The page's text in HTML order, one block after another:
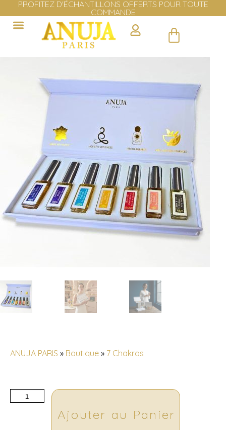
LIVRAISON GRATUITE EN EUROPE DÈS 100€ D'ACHAT
Cliquer ici
ANUJA PARIS » Boutique » 7 Chakras
Ajouter au Panier